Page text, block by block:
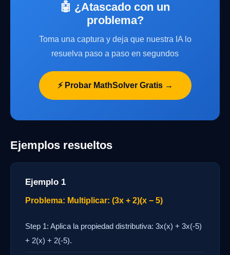
🤖 ¿Atascado con un
problema?
Toma una captura y deja que nuestra IA lo
resuelva paso a paso en segundos
⚡ Probar MathSolver Gratis →
Ejemplos resueltos
Ejemplo 1
Problema: Multiplicar: (3x + 2)(x − 5)
Step 1: Aplica la propiedad distributiva: 3x(x) + 3x(-5)
+ 2(x) + 2(-5).